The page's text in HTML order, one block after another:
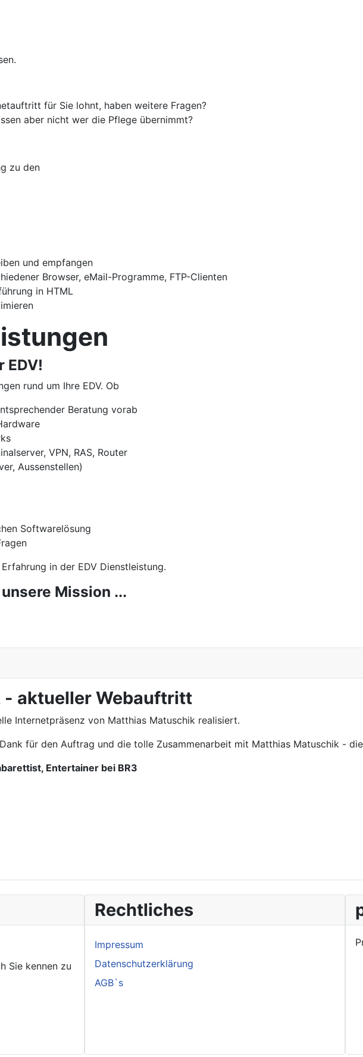
für Sie lohnt, haben weitere Fragen?
aber nicht wer die Pflege übernimmt?
zu den
und empfangen
Browser, eMail-Programme, FTP-Clienten
in HTML
EDV!
rund um Ihre EDV. Ob
Beratung vorab
VPN, RAS, Router
Aussenstellen)
Softwarelösung
in der EDV Dienstleistung.
Mission ...
aktueller Webauftritt
Internetpräsenz von Matthias Matuschik realisiert.
für den Auftrag und die tolle Zusammenarbeit mit Matthias Matuschik -
Entertainer bei BR3
Sie kennen zu
Rechtliches
Impressum
Datenschutzerklärung
AGB`s